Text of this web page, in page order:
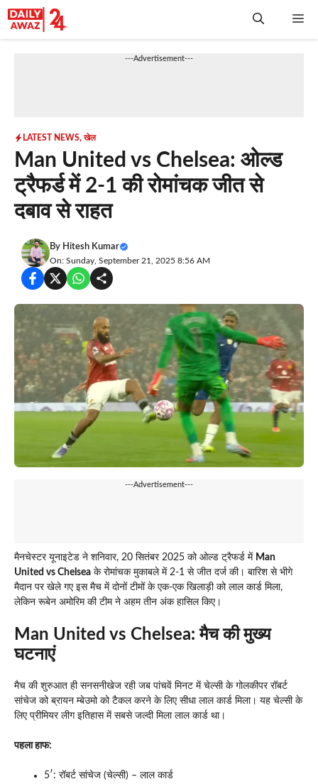
Skip
to
---Advertisement---
LATEST NEWS,खेल
Man United vs Chelsea: ओल्ड
ट्रैफर्ड में 2-1 की रोमांचक जीत से
दबाव से राहत
By Hitesh Kumar
On: Sunday, September 21, 2025 8:56 AM
---Advertisement---
मैनचेस्टर यूनाइटेड ने शनिवार, 20 सितंबर 2025 को ओल्ड ट्रैफर्ड में Man
United vs Chelsea के रोमांचक मुकाबले में 2-1 से जीत दर्ज की। बारिश से भीगे
मैदान पर खेले गए इस मैच में दोनों टीमों के एक-एक खिलाड़ी को लाल कार्ड मिला,
लेकिन रूबेन अमोरिम की टीम ने अहम तीन अंक हासिल किए।
Man United vs Chelsea:मैच की मुख्य
घटनाएं
मैच की शुरुआत ही सनसनीखेज रही जब पांचवें मिनट में चेल्सी के गोलकीपर रॉबर्ट
सांचेज को ब्रायन म्बेउमो को टैकल करने के लिए सीधा लाल कार्ड मिला। यह चेल्सी के
लिए प्रीमियर लीग इतिहास में सबसे जल्दी मिला लाल कार्ड था।
पहला हाफ:
5′: रॉबर्ट सांचेज (चेल्सी) – लाल कार्ड